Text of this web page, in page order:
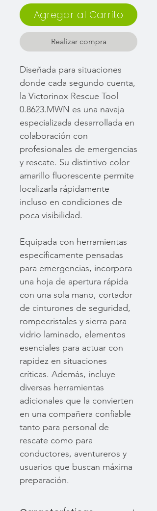
Agregar al Carrito
Realizar compra
Diseñada para situaciones
donde cada segundo cuenta,
la Victorinox Rescue Tool
0.8623.MWN es una navaja
especializada desarrollada en
colaboración con
profesionales de emergencias
y rescate. Su distintivo color
amarillo fluorescente permite
localizarla rápidamente
incluso en condiciones de
poca visibilidad.
Equipada con herramientas
específicamente pensadas
para emergencias, incorpora
una hoja de apertura rápida
con una sola mano, cortador
de cinturones de seguridad,
rompecristales y sierra para
vidrio laminado, elementos
esenciales para actuar con
rapidez en situaciones
críticas. Además, incluye
diversas herramientas
adicionales que la convierten
en una compañera confiable
tanto para personal de
rescate como para
conductores, aventureros y
usuarios que buscan máxima
preparación.